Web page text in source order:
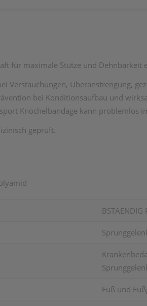
für maximale Stütze und Dehnbarkeit
Verstauchungen, Überanstrengung,
bei Konditionsaufbau und
Knöchelbandage kann problemlos
geprüft.
BSTAENDIG
Fuß und